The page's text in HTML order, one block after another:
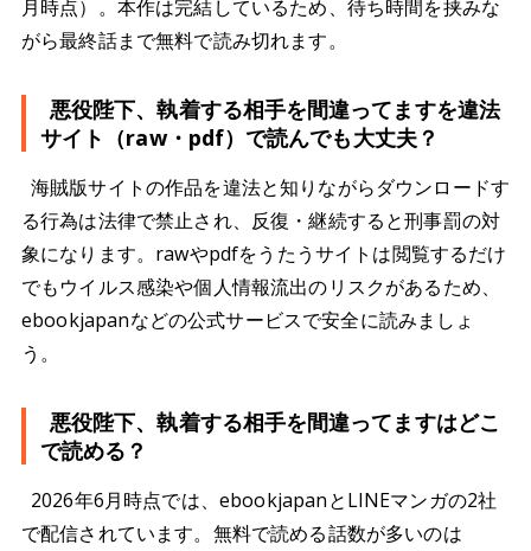
月時点）。本作は完結しているため、待ち時間を挟みな
がら最終話まで無料で読み切れます。
悪役陛下、執着する相手を間違ってますを違法
サイト（raw・pdf）で読んでも大丈夫？
海賊版サイトの作品を違法と知りながらダウンロードす
る行為は法律で禁止され、反復・継続すると刑事罰の対
象になります。rawやpdfをうたうサイトは閲覧するだけ
でもウイルス感染や個人情報流出のリスクがあるため、
ebookjapanなどの公式サービスで安全に読みましょ
う。
悪役陛下、執着する相手を間違ってますはどこ
で読める？
2026年6月時点では、ebookjapanとLINEマンガの2社
で配信されています。無料で読める話数が多いのは